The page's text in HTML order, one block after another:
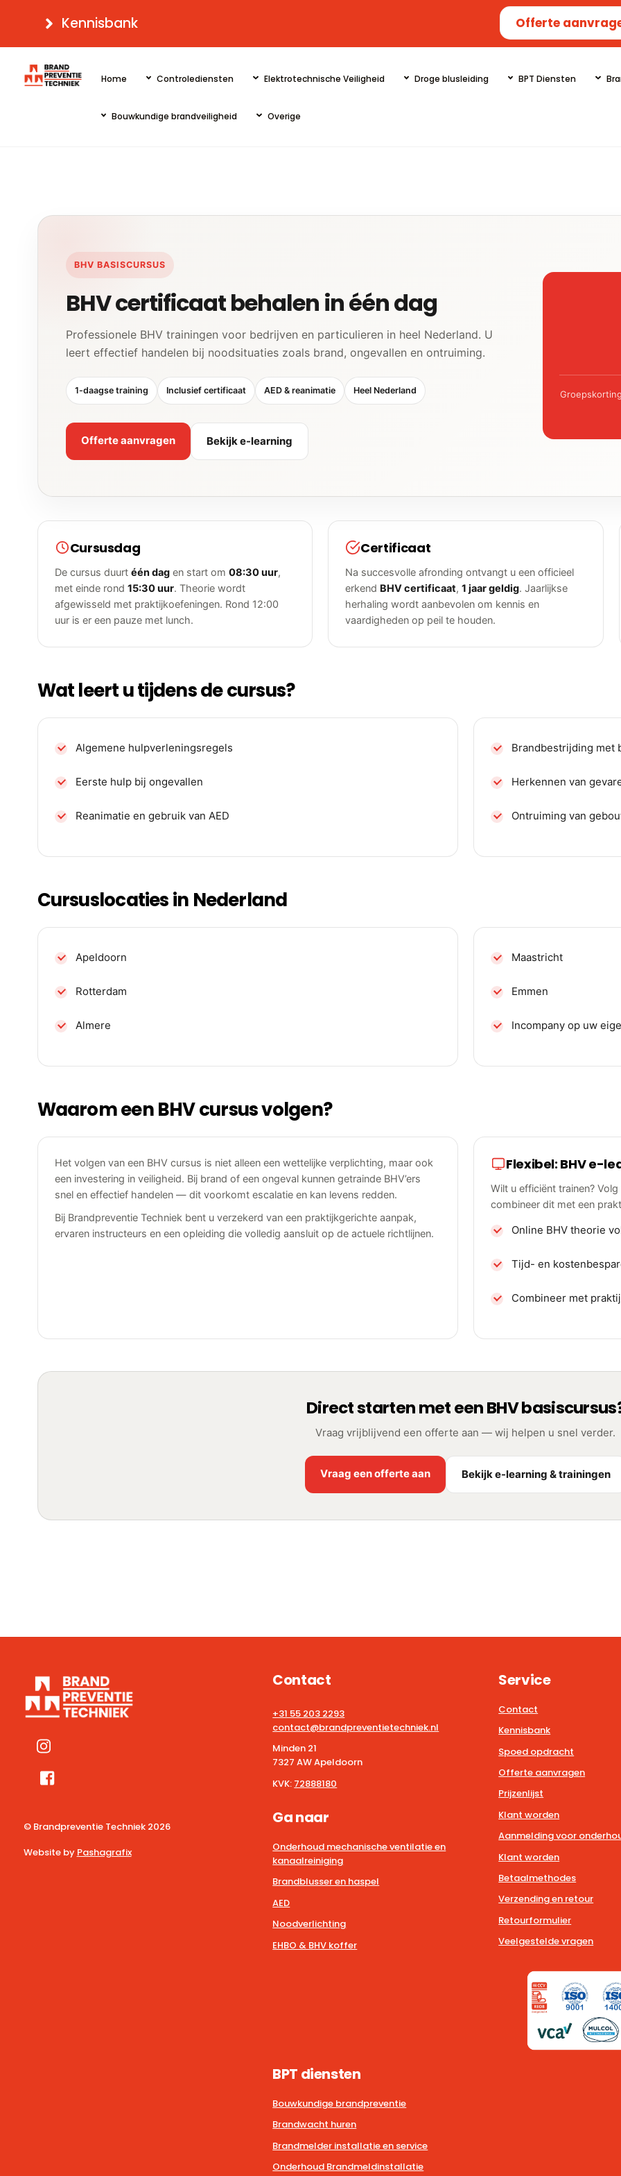
content
Kennisbank Offerte
Home Controlediensten Elektrotechnische Veiligheid Droge blusleiding BPT Diensten
Bouwkundige brandveiligheid Overige
BHV BASISCURSUS
BHV certificaat behalen in één dag
Professionele BHV trainingen voor bedrijven en particulieren in heel Nederland. U
leert effectief handelen bij noodsituaties zoals brand, ongevallen en ontruiming.
1-daagse training Inclusief certificaat AED & reanimatie Heel Nederland
Offerte aanvragen Bekijk e-learning
Cursusdag
De cursus duurt één dagen start om 08:30 uur,
met einde rond 15:30 uur. Theorie wordt
afgewisseld met praktijkoefeningen. Rond 12:00
uur is er een pauze met lunch.
Certificaat
Na succesvolle afronding ontvangt u een officieel
erkend BHV certificaat,1 jaar geldig. Jaarlijkse
herhaling wordt aanbevolen om kennis en
vaardigheden op peil te houden.
Wat leert u tijdens de cursus?
Algemene hulpverleningsregels
Eerste hulp bij ongevallen
Reanimatie en gebruik van AED
Brandbestrijding met
Herkennen van
Ontruiming van
Cursuslocaties in Nederland
Apeldoorn
Rotterdam
Almere
Maastricht
Emmen
Incompany op uw
Waarom een BHV cursus volgen?
Het volgen van een BHV cursus is niet alleen een wettelijke verplichting, maar ook
een investering in veiligheid. Bij brand of een ongeval kunnen getrainde BHV’ers
snel en effectief handelen — dit voorkomt escalatie en kan levens redden.
Bij Brandpreventie Techniek bent u verzekerd van een praktijkgerichte aanpak,
ervaren instructeurs en een opleiding die volledig aansluit op de actuele richtlijnen.
Flexibel: BHV e-
Wilt u efficiënt trainen?
combineer dit met een
Online BHV theorie
Tijd- en
Combineer met
Direct starten met een BHV
Vraag vrijblijvend een offerte aan — wij helpen u snel verder.
Vraag een offerte aan Bekijk e-learning & trainingen
© Brandpreventie Techniek 2026
Website by Pashagrafix
Contact
+31 55 203 2293
contact@brandpreventietechniek.nl
Minden 21
7327 AW Apeldoorn
KVK: 72888180
Ga naar
Onderhoud mechanische ventilatie en
kanaalreiniging
Brandblusser en haspel
AED
Noodverlichting
EHBO & BHV koffer
Service
Contact
Kennisbank
Spoed opdracht
Offerte aanvragen
Prijzenlijst
Klant worden
Aanmelding voor
Klant worden
Betaalmethodes
Verzending en retour
Retourformulier
Veelgestelde vragen
BPT diensten
Bouwkundige brandpreventie
Brandwacht huren
Brandmelder installatie en service
Onderhoud Brandmeldinstallatie